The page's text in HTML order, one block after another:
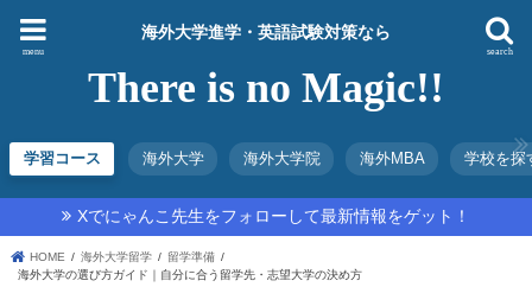
海外大学進学・英語試験対策なら
There is no Magic!!
search
menu
学習コース 海外大学 海外大学院 海外MBA 学校を探
Xでにゃんこ先生をフォローして最新情報をゲット！
HOME 海外大学留学
留学準備
海外大学の選び方ガイド｜自分に合う留学先・志望大学の決め方